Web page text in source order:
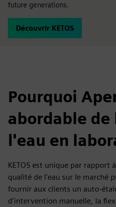
future generations.
Découvrir KETOS
Pourquoi
abordable
l'eau en
KETOS est unique par
qualité de l'eau sur le marché
fournir aux clients un auto-
d'intervention manuelle, la